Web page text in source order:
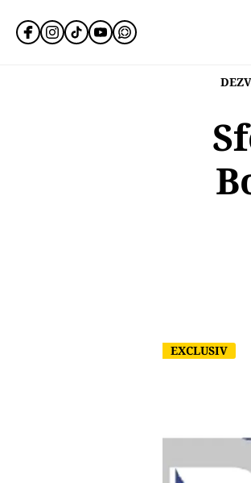
EXCLUSIV